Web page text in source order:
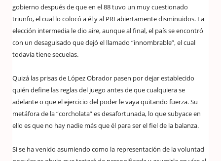
gobierno después de que en el 88 tuvo un muy cuestionado
triunfo, el cual lo colocó a él y al PRI abiertamente disminuidos. La
elección intermedia le dio aire, aunque al final, el país se encontró
con un desaguisado que dejó el llamado “innombrable”, el cual
todavía tiene secuelas.
Quizá las prisas de López Obrador pasen por dejar establecido
quién define las reglas del juego antes de que cualquiera se
adelante o que el ejercicio del poder le vaya quitando fuerza. Su
metáfora de la “corcholata” es desafortunada, lo que subyace en
ello es que no hay nadie más que él para ser el fiel de la balanza.
Si se ha venido asumiendo como la representación de la voluntad